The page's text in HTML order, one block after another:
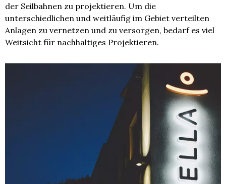
der Seilbahnen zu projektieren. Um die
unterschiedlichen und weitläufig im Gebiet verteilten
Anlagen zu vernetzen und zu versorgen, bedarf es viel
Weitsicht für nachhaltiges Projektieren.